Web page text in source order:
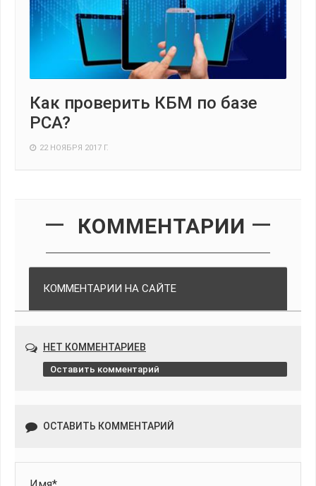
Как проверить КБМ по базе
РСА?
22 НОЯБРЯ 2017 Г.
КОММЕНТАРИИ
КОММЕНТАРИИ НА САЙТЕ
НЕТ КОММЕНТАРИЕВ
Оставить комментарий
ОСТАВИТЬ КОММЕНТАРИЙ